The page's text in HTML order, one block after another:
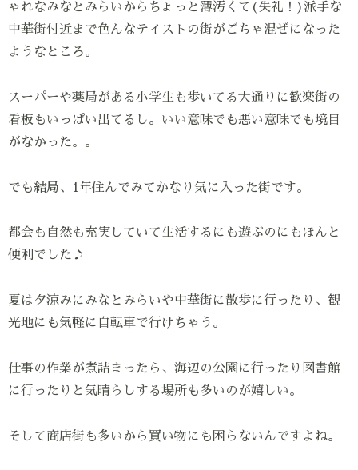
ゃれなみなとみらいからちょっと薄汚くて(失礼！)派手な
中華街付近まで色んなテイストの街がごちゃ混ぜになった
ようなところ。
スーパーや薬局がある小学生も歩いてる大通りに歓楽街の
看板もいっぱい出てるし。いい意味でも悪い意味でも境目
がなかった。。
でも結局、1年住んでみてかなり気に入った街です。
都会も自然も充実していて生活するにも遊ぶのにもほんと
便利でした♪
夏は夕涼みにみなとみらいや中華街に散歩に行ったり、観
光地にも気軽に自転車で行けちゃう。
仕事の作業が煮詰まったら、海辺の公園に行ったり図書館
に行ったりと気晴らしする場所も多いのが嬉しい。
そして商店街も多いから買い物にも困らないんですよね。